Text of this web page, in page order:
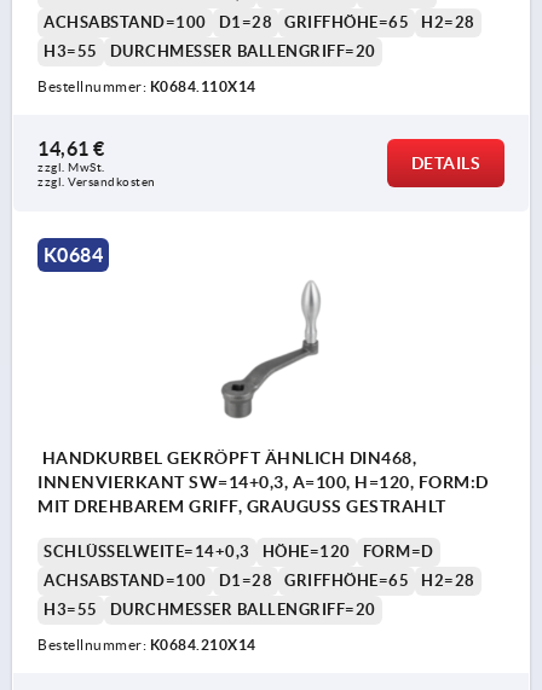
ACHSABSTAND=100
D1=28 GRIFFHÖHE=65
H2=28
H3=55
DURCHMESSER BALLENGRIFF=20
Bestellnummer: K0684.110X14
14,61 €
zzgl. MwSt.
zzgl. Versandkosten
DETAILS
K0684
HANDKURBEL GEKRÖPFT ÄHNLICH DIN468,
INNENVIERKANT SW=14+0,3, A=100, H=120, FORM:D
MIT DREHBAREM GRIFF, GRAUGUSS GESTRAHLT
SCHLÜSSELWEITE=14+0,3 HÖHE=120
FORM=D
ACHSABSTAND=100
D1=28 GRIFFHÖHE=65
H2=28
H3=55
DURCHMESSER BALLENGRIFF=20
Bestellnummer: K0684.210X14